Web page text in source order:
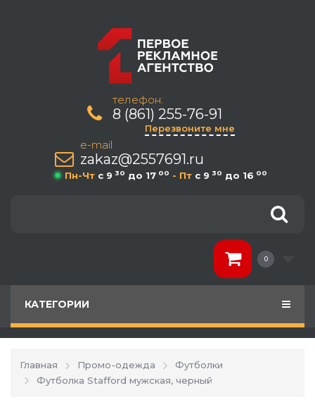
телефон:
8 (861) 255-76-91
Перезвоните мне
e-mail
zakaz@2557691.ru
Пн-Чт c 9 30 до 17 00 - Пт c 9 30 до 16 00
0
КАТЕГОРИИ
Главная Промо-одежда
Футболки
Футболка Stafford мужская, черный